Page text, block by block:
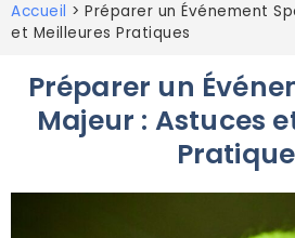
Accueil > Préparer un Événement
et Meilleures Pratiques
Préparer un
Majeur : Astuces